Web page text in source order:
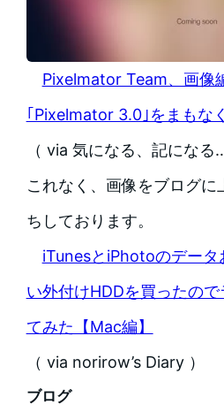
Pixelmator Team、画像
｢Pixelmator 3.0｣をまもな
（ via 気になる、記になる…
これなく、画像をブログに
ちしております。
iTunesとiPhotoのデータ
い外付けHDDを買ったの
てみた【Mac編】
（ via norirow’s Diary ）
ブログ